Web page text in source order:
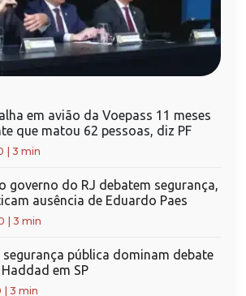
em avião da Voepass 11 meses
que matou 62 pessoas, diz PF
3 min
governo do RJ debatem segurança,
ausência de Eduardo Paes
3 min
segurança pública dominam debate
em SP
3 min